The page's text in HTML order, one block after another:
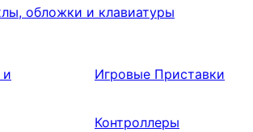
обложки и клавиатуры
и
Игровые Приставки
Контроллеры